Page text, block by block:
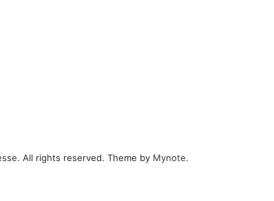
. All rights reserved. Theme by Mynote.